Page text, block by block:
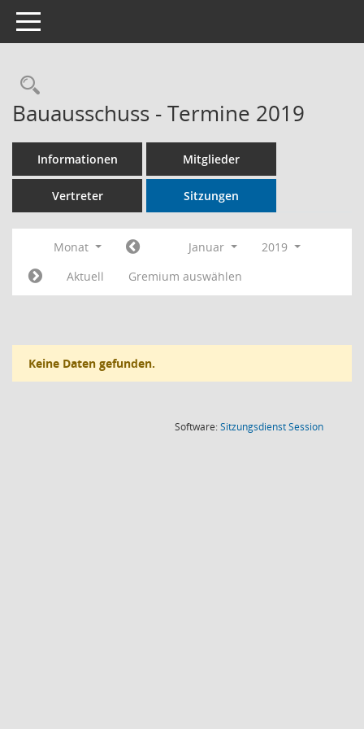
Toggle navigation
Rechercheauswahl
Bauausschuss - Termine 2019
Informationen Mitglieder
Vertreter Sitzungen
Monat Januar
2019
Aktuell
Gremium auswählen
Keine Daten gefunden.
Software:SitzungsdienstSession(Wird in